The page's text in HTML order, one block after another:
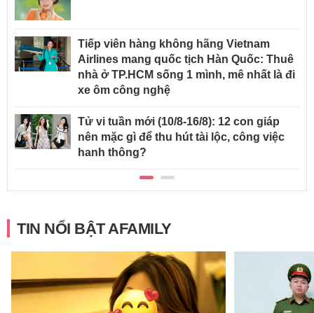
Tiếp viên hàng không hãng Vietnam
Airlines mang quốc tịch Hàn Quốc: Thuê
nhà ở TP.HCM sống 1 mình, mê nhất là đi
xe ôm công nghệ
Tử vi tuần mới (10/8-16/8): 12 con giáp
nên mặc gì để thu hút tài lộc, công việc
hanh thông?
TIN NỔI BẬT AFAMILY